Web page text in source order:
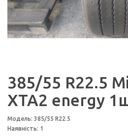
385/55 R22.5
XTA2 energy
Модель: 385/55 R22.5
Наявність: 1